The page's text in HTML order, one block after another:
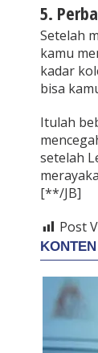
5.
Setelah
kamu
kadar
bisa
Itulah
setelah
[**/JB]
Post